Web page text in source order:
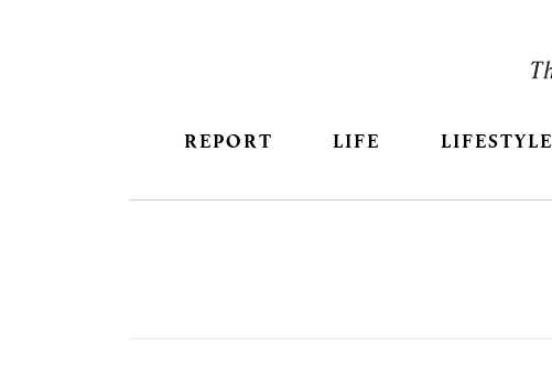
REPORT LIFE LIFESTYLE